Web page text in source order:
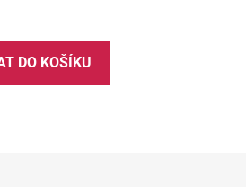
DO KOŠÍKU